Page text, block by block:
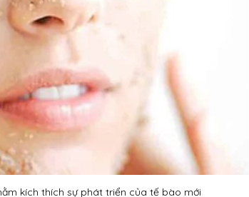
kích thích sự phát triển của tế bào mới